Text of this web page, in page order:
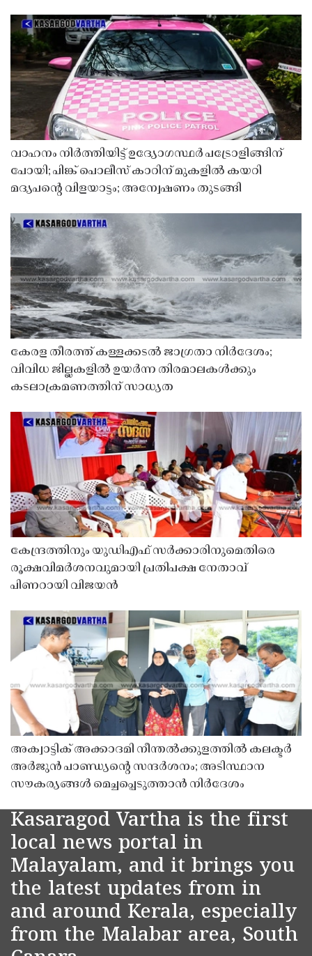
വാഹനം നിർത്തിയിട്ട് ഉദ്യോഗസ്ഥർ പട്രോളിങ്ങിന്
പോയി; പിങ്ക് പൊലീസ് കാറിന് മുകളിൽ കയറി
മദ്യപൻ്റെ വിളയാട്ടം; അന്വേഷണം തുടങ്ങി
കേരള തീരത്ത് കള്ളക്കടൽ ജാഗ്രതാ നിർദേശം;
വിവിധ ജില്ലകളിൽ ഉയർന്ന തിരമാലകൾക്കും
കടലാക്രമണത്തിന് സാധ്യത
കേന്ദ്രത്തിനും യുഡിഎഫ് സർക്കാരിനുമെതിരെ
രൂക്ഷവിമർശനവുമായി പ്രതിപക്ഷ നേതാവ്
പിണറായി വിജയൻ
അക്വാട്ടിക് അക്കാദമി നീന്തൽക്കുളത്തിൽ കലക്ടർ
അർജുൻ പാണ്ഡ്യൻ്റെ സന്ദർശനം; അടിസ്ഥാന
സൗകര്യങ്ങൾ മെച്ചപ്പെടുത്താൻ നിർദേശം
Kasaragod Vartha is the first
local news portal in
Malayalam, and it brings you
the latest updates from in
and around Kerala, especially
from the Malabar area, South